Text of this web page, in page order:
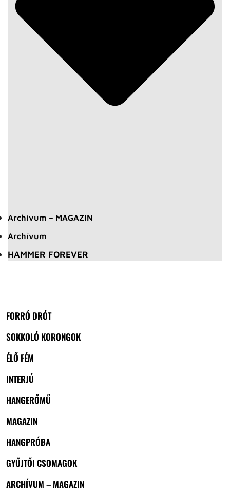
Archívum – MAGAZIN
Archívum
HAMMER FOREVER
FORRÓ DRÓT
SOKKOLÓ KORONGOK
ÉLŐ FÉM
INTERJÚ
HANGERŐMŰ
MAGAZIN
HANGPRÓBA
GYŰJTŐI CSOMAGOK
ARCHÍVUM – MAGAZIN